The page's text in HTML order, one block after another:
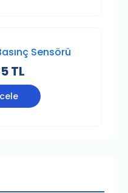
Sensörü
TL